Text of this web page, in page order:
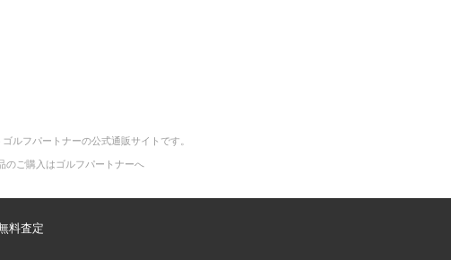
ルフパートナーの公式通販サイトです。
のご購入はゴルフパートナーへ
料査定